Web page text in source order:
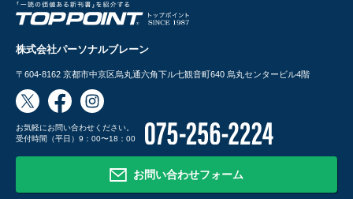
株式会社パーソナルブレーン
〒604-8162 京都市中京区烏丸通六角下ル七観音町640 烏丸センタービル4階
お気軽にお問い合わせください。
受付時間（平日）9：00〜18：00
お問い合わせフォーム